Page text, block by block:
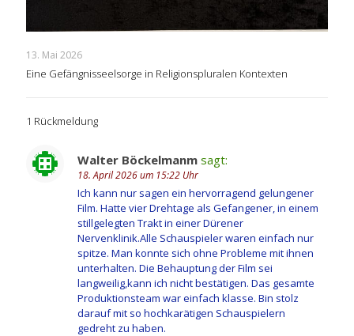
13. Mai 2026
Eine Gefängnisseelsorge in Religionspluralen Kontexten
1 Rückmeldung
Walter Böckelmanm sagt:
18. April 2026 um 15:22 Uhr
Ich kann nur sagen ein hervorragend gelungener
Film. Hatte vier Drehtage als Gefangener, in einem
stillgelegten Trakt in einer Dürener
Nervenklinik.Alle Schauspieler waren einfach nur
spitze. Man konnte sich ohne Probleme mit ihnen
unterhalten. Die Behauptung der Film sei
langweilig,kann ich nicht bestätigen. Das gesamte
Produktionsteam war einfach klasse. Bin stolz
darauf mit so hochkarätigen Schauspielern
gedreht zu haben.